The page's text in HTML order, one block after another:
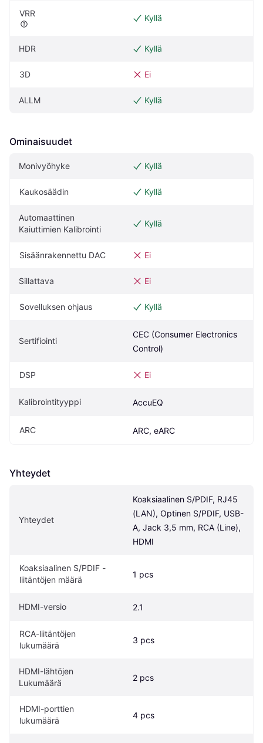
VRR Kyllä
HDR Kyllä
3D Ei
ALLM Kyllä
Ominaisuudet
Monivyöhyke Kyllä
Kaukosäädin Kyllä
Automaattinen
Kaiuttimien Kalibrointi
Kyllä
Sisäänrakennettu DAC Ei
Sillattava Ei
Sovelluksen ohjaus Kyllä
Sertifiointi
CEC (Consumer Electronics
Control)
DSP Ei
Kalibrointityyppi AccuEQ
ARC ARC, eARC
Yhteydet
Yhteydet
Koaksiaalinen S/PDIF, RJ45
(LAN), Optinen S/PDIF, USB-
A, Jack 3,5 mm, RCA (Line),
HDMI
Koaksiaalinen S/PDIF -
liitäntöjen määrä
1 pcs
HDMI-versio 2.1
RCA-liitäntöjen
lukumäärä
3 pcs
HDMI-lähtöjen
Lukumäärä
2 pcs
HDMI-porttien
lukumäärä
4 pcs